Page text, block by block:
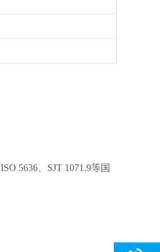
ISO 5636、SJT 1071.9等国